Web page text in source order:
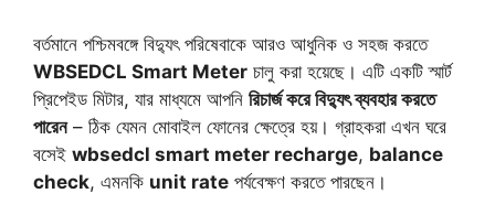
বর্তমানে পশ্চিমবঙ্গে বিদ্যুৎ পরিষেবাকে আরও আধুনিক ও সহজ করতে
WBSEDCL Smart Meter চালু করা হয়েছে। এটি একটি স্মার্ট
প্রিপেইড মিটার, যার মাধ্যমে আপনি রিচার্জ করে বিদ্যুৎ ব্যবহার করতে
পারেন– ঠিক যেমন মোবাইল ফোনের ক্ষেত্রে হয়। গ্রাহকরা এখন ঘরে
বসেই wbsedcl smart meter recharge, balance
check, এমনকি unit rate পর্যবেক্ষণ করতে পারছেন।